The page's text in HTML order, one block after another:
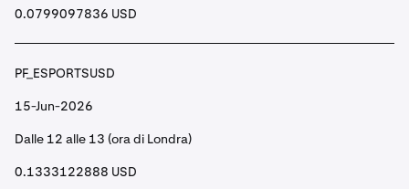
0.0799097836 USD
PF_ESPORTSUSD
15-Jun-2026
Dalle 12 alle 13 (ora di Londra)
0.1333122888 USD